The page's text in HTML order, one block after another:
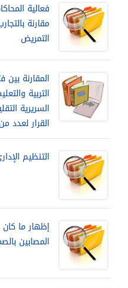
فعالية
مقارنة
التمريض
المقارنة
التربية
السريرية
القرار لعدد
التنظيم
إظهار ما
المصابين